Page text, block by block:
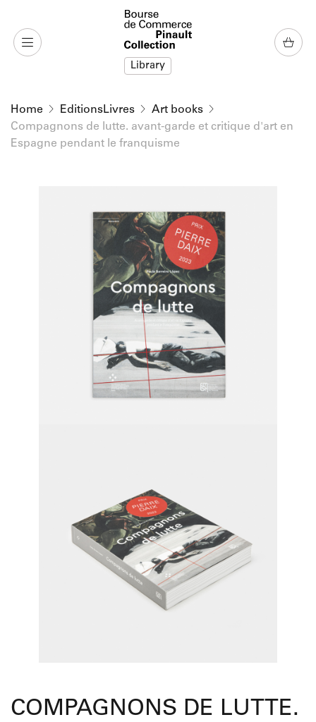
Library
Home EditionsLivres
Art books
Compagnons de lutte. avant-garde et critique d'art en
Espagne pendant le franquisme
COMPAGNONS DE LUTTE.